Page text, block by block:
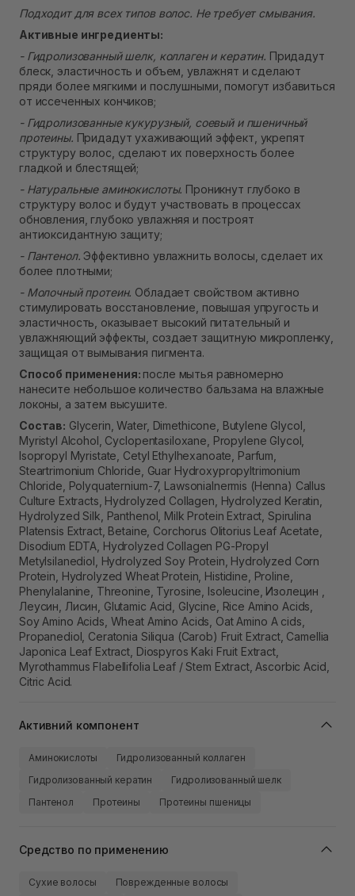
Подходит для всех типов волос. Не требует смывания.
Активные ингредиенты:
- Гидролизованный шелк, коллаген и кератин. Придадут
блеск, эластичность и объем, увлажнят и сделают
пряди более мягкими и послушными, помогут избавиться
от иссеченных кончиков;
- Гидролизованные кукурузный, соевый и пшеничный
протеины. Придадут ухаживающий эффект, укрепят
структуру волос, сделают их поверхность более
гладкой и блестящей;
- Натуральные аминокислоты. Проникнут глубоко в
структуру волос и будут участвовать в процессах
обновления, глубоко увлажняя и построят
антиоксидантную защиту;
- Пантенол.Эффективно увлажнить волосы, сделает их
более плотными;
- Молочный протеин. Обладает свойством активно
стимулировать восстановление, повышая упругость и
эластичность, оказывает высокий питательный и
увлажняющий эффекты, создает защитную микропленку,
защищая от вымывания пигмента.
Способ применения: после мытья равномерно
нанесите небольшое количество бальзама на влажные
локоны, а затем высушите.
Состав: Glycerin, Water, Dimethicone, Butylene Glycol,
Myristyl Alcohol, Cyclopentasiloxane, Propylene Glycol,
Isopropyl Myristate, Cetyl Ethylhexanoate, Parfum,
Steartrimonium Chloride, Guar Hydroxypropyltrimonium
Chloride, Polyquaternium-7, LawsoniaInermis (Henna) Callus
Culture Extracts, Hydrolyzed Collagen, Hydrolyzed Keratin,
Hydrolyzed Silk, Panthenol, Milk Protein Extract, Spirulina
Platensis Extract, Betaine, Corchorus Olitorius Leaf Acetate,
Disodium EDTA, Hydrolyzed Collagen PG-Propyl
Metylsilanediol, Hydrolyzed Soy Protein, Hydrolyzed Corn
Protein, Hydrolyzed Wheat Protein, Histidine, Proline,
Phenylalanine, Threonine, Tyrosine, Isoleucine, Изолецин ,
Леусин, Лисин, Glutamic Acid, Glycine, Rice Amino Acids,
Soy Amino Acids, Wheat Amino Acids, Oat Amino A cids,
Propanediol, Ceratonia Siliqua (Carob) Fruit Extract, Camellia
Japonica Leaf Extract, Diospyros Kaki Fruit Extract,
Myrothammus Flabellifolia Leaf / Stem Extract, Ascorbic Acid,
Citric Acid.
Активний компонент
Аминокислоты
Гидролизованный коллаген
Гидролизованный кератин
Гидролизованный шелк
Пантенол
Протеины Протеины пшеницы
Средство по применению
Сухие волосы
Поврежденные волосы